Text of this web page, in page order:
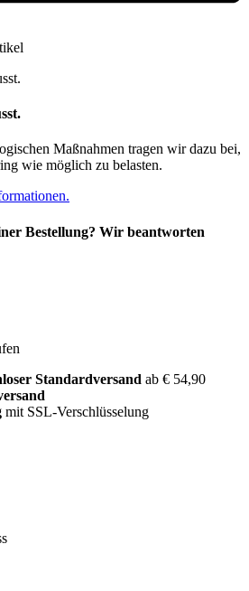
Maßnahmen tragen wir dazu bei,
wie möglich zu belasten.
Bestellung? Wir beantworten
Standardversand ab € 54,90
mit SSL-Verschlüsselung